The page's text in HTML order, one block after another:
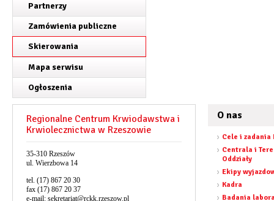
Partnerzy
Zamówienia publiczne
Skierowania
Mapa serwisu
Ogłoszenia
Regionalne Centrum Krwiodawstwa i
Krwiolecznictwa w Rzeszowie
35-310 Rzeszów
ul. Wierzbowa 14
tel. (17) 867 20 30
fax (17) 867 20 37
e-mail: sekretariat@rckk.rzeszow.pl
O nas
Cele i zadania
Centrala i
Oddziały
Ekipy
Kadra
Badania